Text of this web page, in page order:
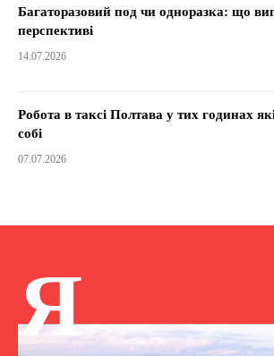
Багаторазовий под чи одноразка: що
перспективі
14.07.2026
Робота в таксі Полтава у тих годинах
собі
07.07.2026
Я